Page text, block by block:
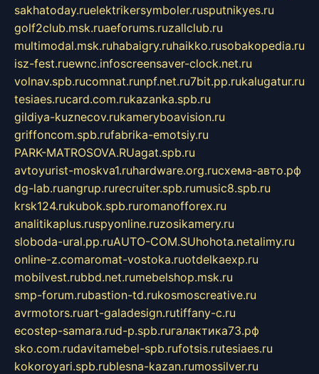
sakhatoday.ruelektrikersymboler.rusputnikyes.ru
golf2club.msk.ruaeforums.ruzallclub.ru
multimodal.msk.ruhabaigry.ruhaikko.rusobakopedia.ru
isz-fest.ruewnc.infoscreensaver-clock.net.ru
volnav.spb.rucomnat.runpf.net.ru7bit.pp.rukalugatur.ru
tesiaes.rucard.com.rukazanka.spb.ru
gildiya-kuznecov.rukameryboavision.ru
griffoncom.spb.rufabrika-emotsiy.ru
PARK-MATROSOVA.RUagat.spb.ru
avtoyurist-moskva1.ruhardware.org.ruсхема-авто.рф
dg-lab.ruangrup.rurecruiter.spb.rumusic8.spb.ru
krsk124.rukubok.spb.ruromanofforex.ru
analitikaplus.ruspyonline.ruzosikamery.ru
sloboda-ural.pp.ruAUTO-COM.SUhohota.netalimy.ru
online-z.comaromat-vostoka.ruotdelkaexp.ru
mobilvest.rubbd.net.rumebelshop.msk.ru
smp-forum.rubastion-td.rukosmoscreative.ru
avrmotors.ruart-galadesign.rutiffany-c.ru
ecostep-samara.rud-p.spb.ruгалактика73.рф
sko.com.rudavitamebel-spb.rufotsis.rutesiaes.ru
kokoroyari.spb.rublesna-kazan.rumossilver.ru